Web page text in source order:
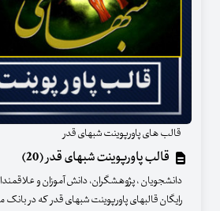
قالب های پاورپوینت شبهای قدر
قالب پاورپوینت شبهای قدر (20)
دانشجویان ، پژوهشگران، دانش آموزان و
رایگان قالبهای پاورپوینت شبهای قدر که در بانک